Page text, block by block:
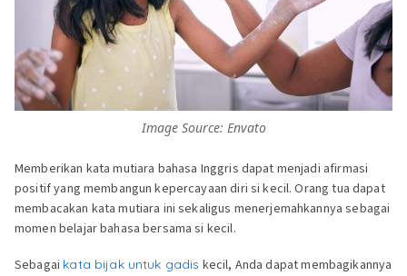
Image Source: Envato
Memberikan kata mutiara bahasa Inggris dapat menjadi afirmasi
positif yang membangun kepercayaan diri si kecil. Orang tua dapat
membacakan kata mutiara ini sekaligus menerjemahkannya sebagai
momen belajar bahasa bersama si kecil.
Sebagai kata bijak untuk gadis kecil, Anda dapat membagikannya